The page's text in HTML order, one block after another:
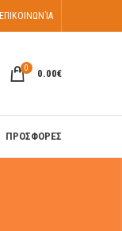
ΕΠΙΚΟΙΝΩΝΊΑ
0 0.00€
ΠΡΟΣΦΟΡΕΣ